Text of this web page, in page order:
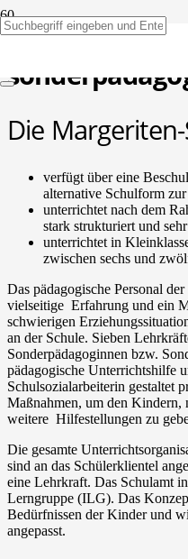
Unterricht und
Die
verfügt über eine
alternative Schulform
unterrichtet nach dem
stark strukturiert und
unterrichtet in
zwischen sechs und
Das pädagogische Personal
vielseitige Erfahrung und ein
schwierigen
an der Schule. Sieben
Sonderpädagoginnen bzw.
pädagogische Unterrichtshilfe
Schulsozialarbeiterin gestaltet
Maßnahmen, um den Kindern,
weitere Hilfestellungen zu
Die gesamte
sind an das Schülerklientel
eine Lehrkraft. Das Schulamt
Lerngruppe (ILG). Das
Bedürfnissen der Kinder und
angepasst.